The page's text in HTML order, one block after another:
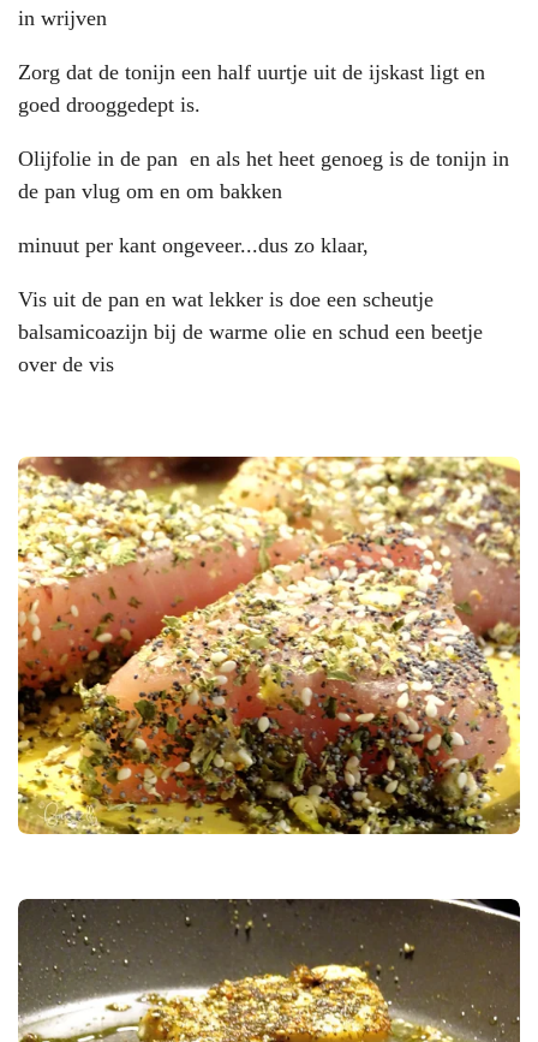
in wrijven
Zorg dat de tonijn een half uurtje uit de ijskast ligt en
goed drooggedept is.
Olijfolie in de pan en als het heet genoeg is de tonijn in
de pan vlug om en om bakken
minuut per kant ongeveer...dus zo klaar,
Vis uit de pan en wat lekker is doe een scheutje
balsamicoazijn bij de warme olie en schud een beetje
over de vis